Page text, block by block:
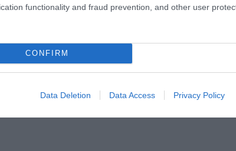
functionality and fraud prevention, and other user
CONFIRM
Data Deletion Data Access Privacy Policy
clore un repas convivial en famille ou entre
panna cotta aux agrumes !